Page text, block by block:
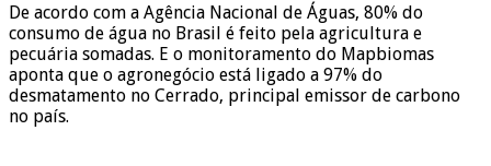
De acordo com a Agência Nacional de Águas, 80% do
consumo de água no Brasil é feito pela agricultura e
pecuária somadas. E o monitoramento do Mapbiomas
aponta que o agronegócio está ligado a 97% do
desmatamento no Cerrado, principal emissor de carbono
no país.